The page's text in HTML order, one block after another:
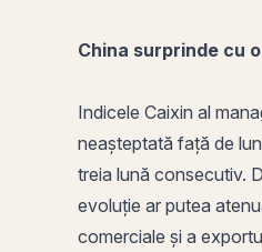
China surprinde cu
Indicele Caixin al
neașteptată față de
treia lună consecutiv.
evoluție ar putea
comerciale și a